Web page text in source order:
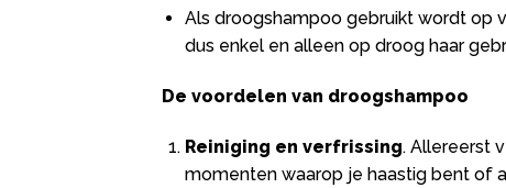
Als droogshampoo gebruikt wordt op
dus enkel en alleen op droog haar
De voordelen van droogshampoo
Reiniging en verfrissing. Allereerst
momenten waarop je haastig bent of